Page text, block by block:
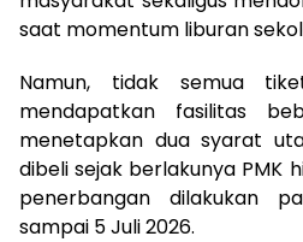
saat momentum liburan
Namun, tidak semua
mendapatkan fasilitas
menetapkan dua syarat
dibeli sejak berlakunya PMK
penerbangan dilakukan
sampai 5 Juli 2026.